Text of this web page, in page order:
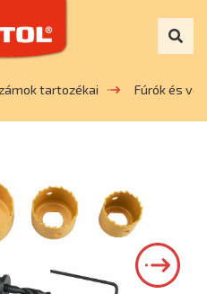
tartozékai Fúrók és